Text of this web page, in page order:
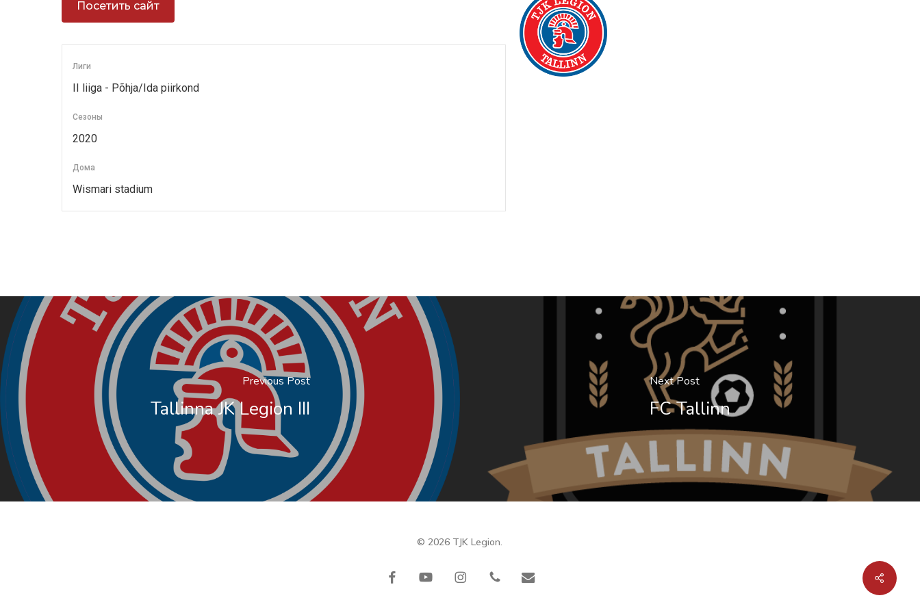
Лиги
II liiga - Põhja/Ida piirkond
Сезоны
2020
Дома
Wismari stadium
Previous Post
Tallinna JK Legion III
Next Post
FC Tallinn
© 2026 TJK Legion.
facebookyoutube instagramphone email